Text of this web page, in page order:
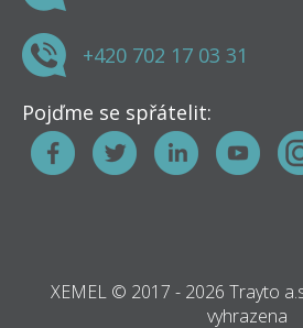
+420 702 17 03 31
Pojďme se spřátelit:
XEMEL © 2017 - 2026 Trayto
vyhrazena